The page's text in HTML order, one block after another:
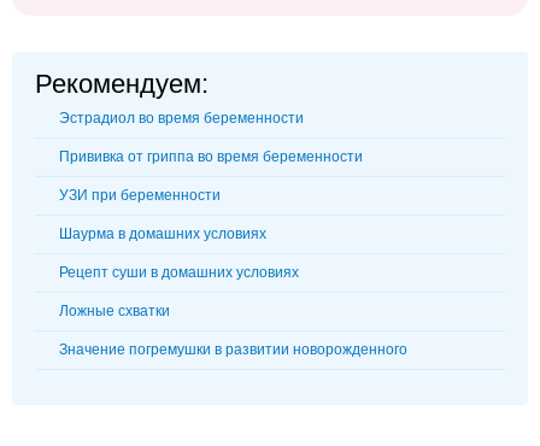
Рекомендуем:
Эстрадиол во время беременности
Прививка от гриппа во время беременности
УЗИ при беременности
Шаурма в домашних условиях
Рецепт суши в домашних условиях
Ложные схватки
Значение погремушки в развитии новорожденного